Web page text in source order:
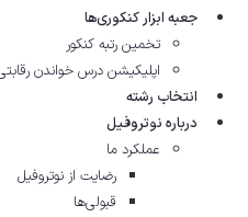
جعبه ابزار کنکوری‌ها
تخمین رتبه کنکور
اپلیکیشن درس خواندن رقابتی
انتخاب رشته
درباره نوتروفیل
عملکرد ما
رضایت از نوتروفیل
قبولی‌ها